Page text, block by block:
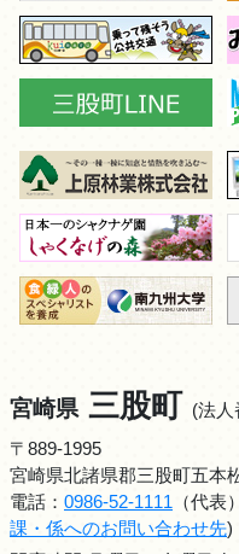
宮崎県 三股町 (法人
〒889-1995
宮崎県北諸県郡三股町五本
電話： 0986-52-1111 （代表
課・係へのお問い合わせ先)